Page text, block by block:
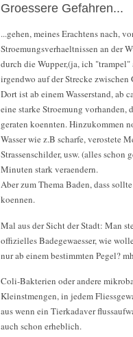
Groessere Gefahren...
...gehen, meines Erachtens nach,
Stroemungsverhaeltnissen an der
durch die Wupper,(ja, ich "trampel"
irgendwo auf der Strecke
Dort ist ab einem Wasserstand, ab
eine starke Stroemung vorhanden,
geraten koennten. Hinzukommen
Wasser wie z.B scharfe, verostete
Strassenschilder, usw. (alles schon
Minuten stark veraendern.
Aber zum Thema Baden, dass
koennen.
Mal aus der Sicht der Stadt: Man
offizielles Badegewaesser, wie
nur ab einem bestimmten Pegel?
Coli-Bakterien oder andere
Kleinstmengen, in jedem
aus wenn ein Tierkadaver
auch schon erheblich.